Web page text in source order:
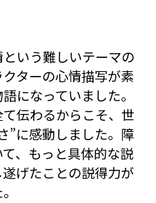
いう難しいテーマの
ターの心情描写が素
になっていました。
伝わるからこそ、世
”に感動しました。障
、もっと具体的な説
げたことの説得力が